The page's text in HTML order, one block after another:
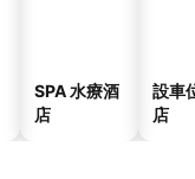
SPA 水療酒
店
設車
店